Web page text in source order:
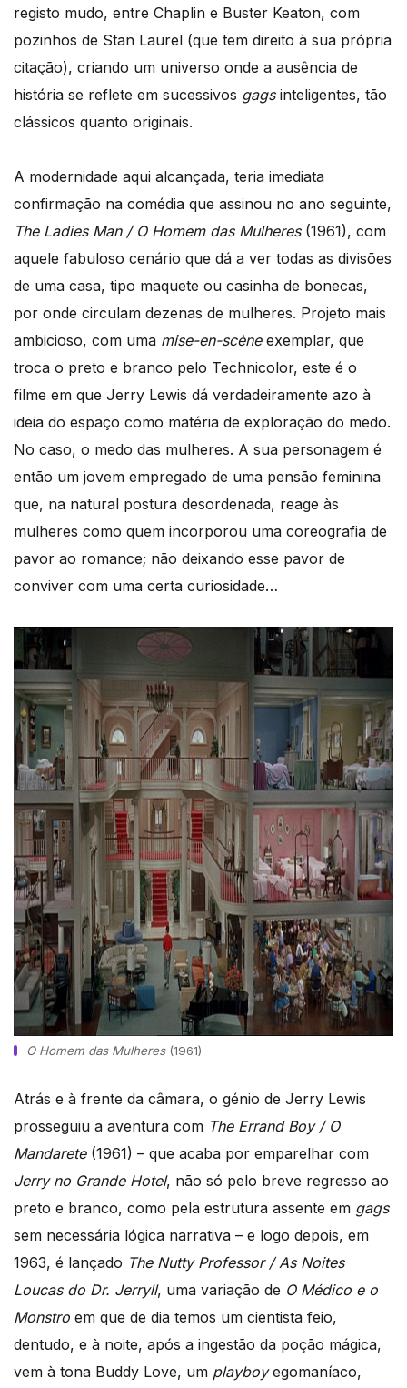
registo mudo, entre Chaplin e Buster Keaton, com
pozinhos de Stan Laurel (que tem direito à sua própria
citação), criando um universo onde a ausência de
história se reflete em sucessivos gags inteligentes, tão
clássicos quanto originais.
A modernidade aqui alcançada, teria imediata
confirmação na comédia que assinou no ano seguinte,
The Ladies Man / O Homem das Mulheres (1961), com
aquele fabuloso cenário que dá a ver todas as divisões
de uma casa, tipo maquete ou casinha de bonecas,
por onde circulam dezenas de mulheres. Projeto mais
ambicioso, com uma mise-en-scène exemplar, que
troca o preto e branco pelo Technicolor, este é o
filme em que Jerry Lewis dá verdadeiramente azo à
ideia do espaço como matéria de exploração do medo.
No caso, o medo das mulheres. A sua personagem é
então um jovem empregado de uma pensão feminina
que, na natural postura desordenada, reage às
mulheres como quem incorporou uma coreografia de
pavor ao romance; não deixando esse pavor de
conviver com uma certa curiosidade…
O Homem das Mulheres (1961)
Atrás e à frente da câmara, o génio de Jerry Lewis
prosseguiu a aventura com The Errand Boy / O
Mandarete (1961) – que acaba por emparelhar com
Jerry no Grande Hotel, não só pelo breve regresso ao
preto e branco, como pela estrutura assente em gags
sem necessária lógica narrativa – e logo depois, em
1963, é lançado The Nutty Professor / As Noites
Loucas do Dr. Jerryll, uma variação de O Médico e o
Monstro em que de dia temos um cientista feio,
dentudo, e à noite, após a ingestão da poção mágica,
vem à tona Buddy Love, um playboyegomaníaco,